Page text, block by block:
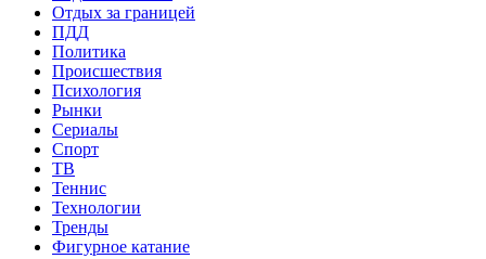
Отдых за границей
ПДД
Политика
Происшествия
Психология
Рынки
Сериалы
Спорт
ТВ
Теннис
Технологии
Тренды
Фигурное катание